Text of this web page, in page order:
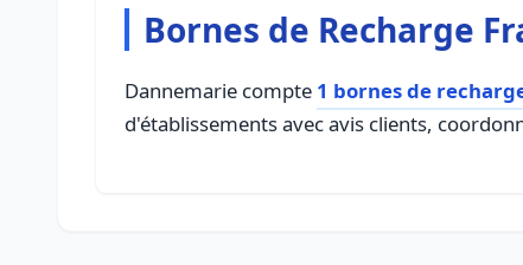
Bornes de Recharge
Dannemarie compte 1 bornes de
d'établissements avec avis clients,